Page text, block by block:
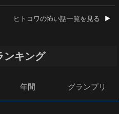
ヒトコワの怖い話一覧を見る
ンキング
年間 グランプリ